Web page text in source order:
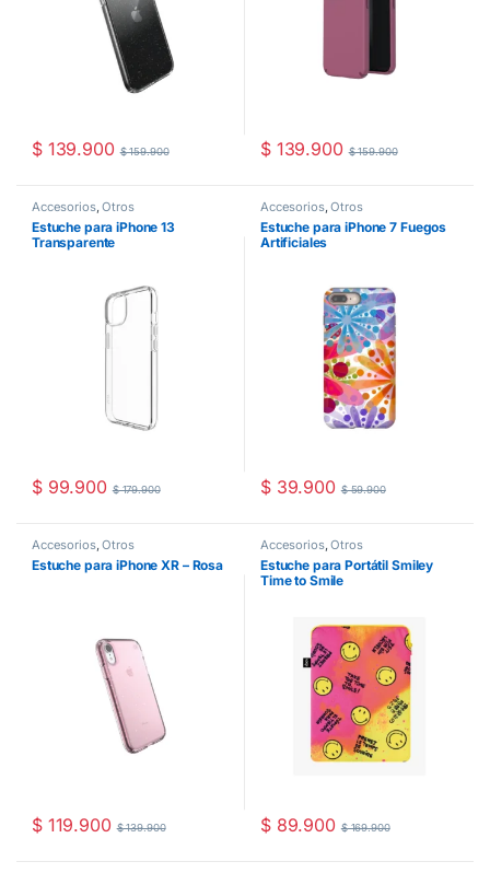
$139.900 $159.900 $139.900 $159.900
Accesorios,Otros
Estuche para iPhone 13
Transparente
$99.900 $179.900
Accesorios,Otros
Estuche para iPhone 7 Fuegos
Artificiales
$39.900 $59.900
Accesorios,Otros
Estuche para iPhone XR – Rosa
$119.900 $139.900
Accesorios,Otros
Estuche para Portátil Smiley
Time to Smile
$89.900 $169.900